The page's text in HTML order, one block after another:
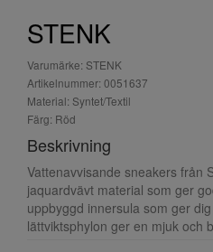
STENK
Varumärke: STENK
Artikelnummer: 0051637
Material: Syntet/Textil
Färg: Röd
Beskrivning
Vattenavvisande sneakers från
jaquardvävt material som ger
uppbyggd innersula som ger
lättviktsphylon ger en mjuk och